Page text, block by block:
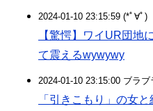
2024-01-10 23:15:59 (*ﾟ∀ﾟ)
【驚愕】ワイUR団地
て震えるwywywy
2024-01-10 23:15:00 ブラ
「引きこもり」の女